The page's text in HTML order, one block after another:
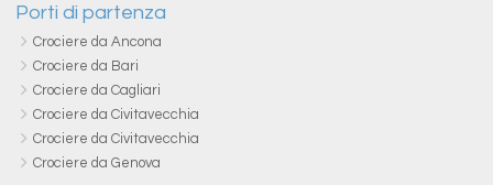
Porti di partenza
Crociere da Ancona
Crociere da Bari
Crociere da Cagliari
Crociere da Civitavecchia
Crociere da Civitavecchia
Crociere da Genova